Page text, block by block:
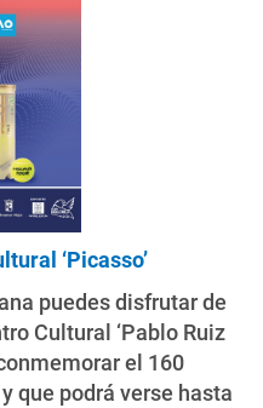
‘Picasso’
puedes disfrutar de
Cultural ‘Pablo Ruiz
el 160
que podrá verse hasta